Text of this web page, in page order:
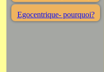
Egocentrique- pourquoi?